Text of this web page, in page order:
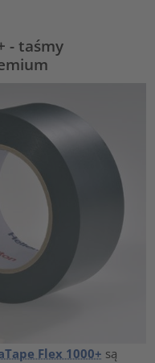
- taśmy
Flex 1000+ są